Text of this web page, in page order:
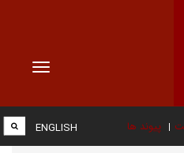
Toggle
پیوند ها ENGLISH